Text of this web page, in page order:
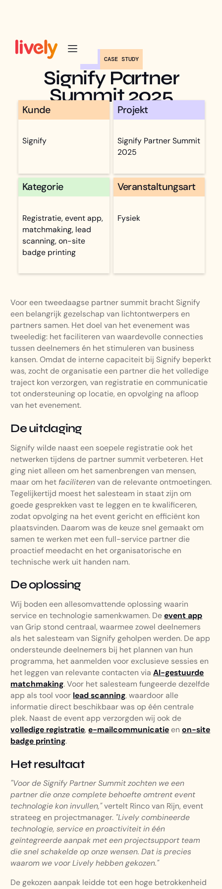
CASE STUDY
Signify Partner
Summit 2025
Kunde
Signify
Projekt
Signify Partner Summit
2025
Kategorie
Registratie, event app,
matchmaking, lead
scanning, on-site
badge printing
Veranstaltungsart
Fysiek
Voor een tweedaagse partner summit bracht Signify
een belangrijk gezelschap van lichtontwerpers en
partners samen. Het doel van het evenement was
tweeledig: het faciliteren van waardevolle connecties
tussen deelnemers én het stimuleren van business
kansen. Omdat de interne capaciteit bij Signify beperkt
was, zocht de organisatie een partner die het volledige
traject kon verzorgen, van registratie en communicatie
tot ondersteuning op locatie, en opvolging na afloop
van het evenement.
De uitdaging
Signify wilde naast een soepele registratie ook het
netwerken tijdens de partner summit verbeteren. Het
ging niet alleen om het samenbrengen van mensen,
maar om het faciliterenvan de relevante ontmoetingen.
Tegelijkertijd moest het salesteam in staat zijn om
goede gesprekken vast te leggen en te kwalificeren,
zodat opvolging na het event gericht en efficiënt kon
plaatsvinden. Daarom was de keuze snel gemaakt om
samen te werken met een full-service partner die
proactief meedacht en het organisatorische en
technische werk uit handen nam.
De oplossing
Wij boden een allesomvattende oplossing waarin
service en technologie samenkwamen. Deevent app
van Grip stond centraal, waarmee zowel deelnemers
als het salesteam van Signify geholpen werden. De app
ondersteunde deelnemers bij het plannen van hun
programma, het aanmelden voor exclusieve sessies en
het leggen van relevante contacten viaAI-gestuurde
matchmaking. Voor het salesteam fungeerde dezelfde
app als tool voor lead scanning, waardoor alle
informatie direct beschikbaar was op één centrale
plek. Naast de event app verzorgden wij ook de
volledige registratie,e-mailcommunicatieenon-site
badge printing.
Het resultaat
"Voor de Signify Partner Summit zochten we een
partner die onze complete behoefte omtrent event
technologie kon invullen,"vertelt Rinco van Rijn, event
strateeg en projectmanager. "Lively combineerde
technologie, service en proactiviteit in één
geïntegreerde aanpak met een projectsupport team
die snel schakelde op onze wensen. Dat is precies
waarom we voor Lively hebben gekozen."
De gekozen aanpak leidde tot een hoge betrokkenheid